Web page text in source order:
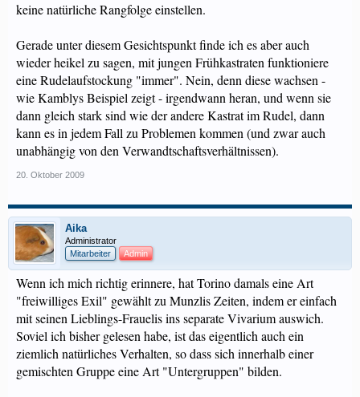
keine natürliche Rangfolge einstellen.
Gerade unter diesem Gesichtspunkt finde ich es aber auch
wieder heikel zu sagen, mit jungen Frühkastraten funktioniere
eine Rudelaufstockung "immer". Nein, denn diese wachsen -
wie Kamblys Beispiel zeigt - irgendwann heran, und wenn sie
dann gleich stark sind wie der andere Kastrat im Rudel, dann
kann es in jedem Fall zu Problemen kommen (und zwar auch
unabhängig von den Verwandtschaftsverhältnissen).
20. Oktober 2009
Aika
Administrator
Mitarbeiter
Admin
Wenn ich mich richtig erinnere, hat Torino damals eine Art
"freiwilliges Exil" gewählt zu Munzlis Zeiten, indem er einfach
mit seinen Lieblings-Frauelis ins separate Vivarium auswich.
Soviel ich bisher gelesen habe, ist das eigentlich auch ein
ziemlich natürliches Verhalten, so dass sich innerhalb einer
gemischten Gruppe eine Art "Untergruppen" bilden.